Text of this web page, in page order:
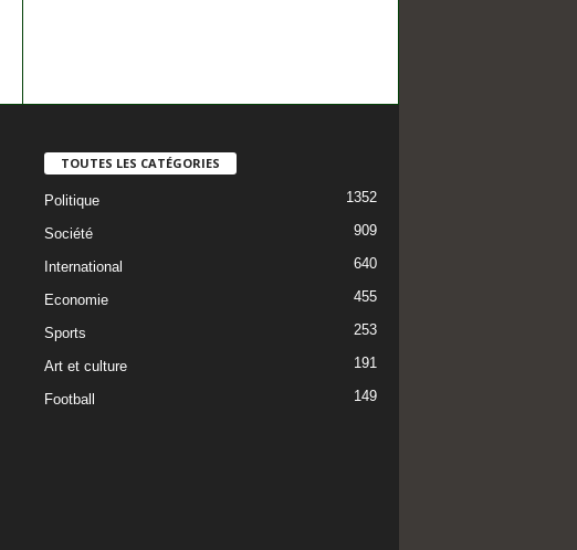
TOUTES LES CATÉGORIES
Politique 1352
Société 909
International 640
Economie 455
Sports 253
Art et culture 191
Football 149